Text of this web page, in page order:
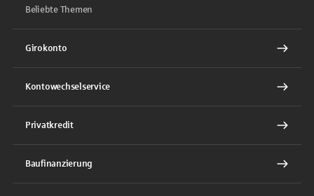
Beliebte Themen
Girokonto
Kontowechselservice
Privatkredit
Baufinanzierung